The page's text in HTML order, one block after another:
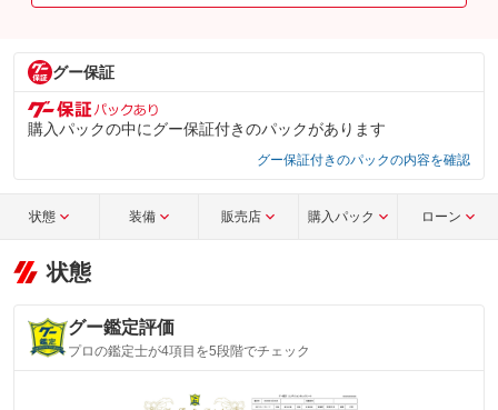
グー保証
購入パックの中にグー保証付きのパックがあります
グー保証付きのパックの内容を確認
状態 装備 販売店 購入パック ローン
状態
グー鑑定評価
プロの鑑定士が4項目を5段階でチェック